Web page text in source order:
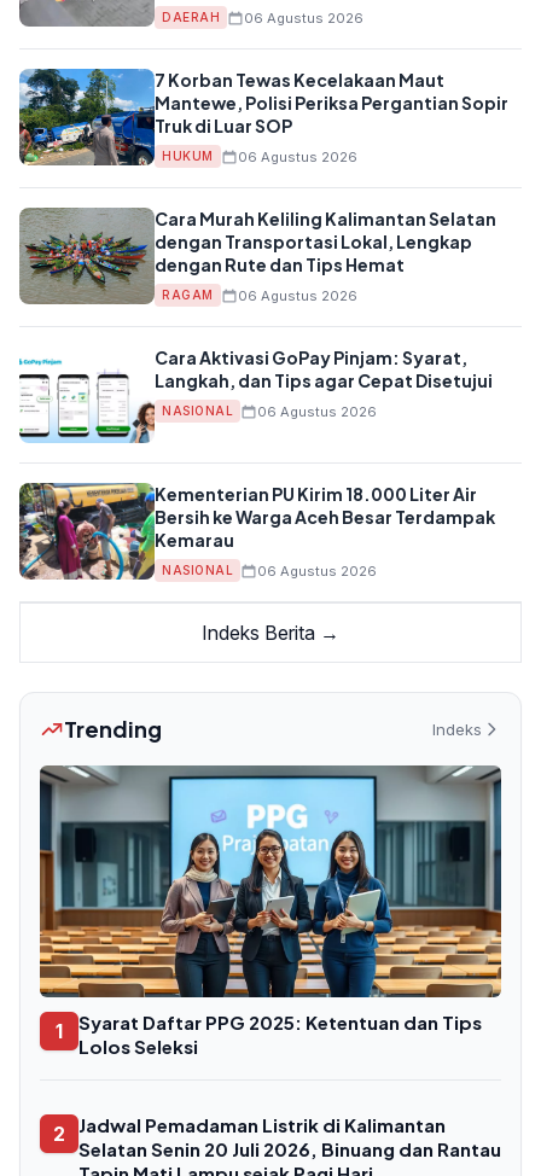
DAERAH 06 Agustus 2026
7 Korban Tewas Kecelakaan Maut
Mantewe, Polisi Periksa Pergantian Sopir
Truk di Luar SOP
HUKUM 06 Agustus 2026
Cara Murah Keliling Kalimantan Selatan
dengan Transportasi Lokal, Lengkap
dengan Rute dan Tips Hemat
RAGAM 06 Agustus 2026
Cara Aktivasi GoPay Pinjam: Syarat,
Langkah, dan Tips agar Cepat Disetujui
NASIONAL 06 Agustus 2026
Kementerian PU Kirim 18.000 Liter Air
Bersih ke Warga Aceh Besar Terdampak
Kemarau
NASIONAL 06 Agustus 2026
Indeks Berita →
Trending Indeks
1
Syarat Daftar PPG 2025: Ketentuan dan Tips
Lolos Seleksi
2
Jadwal Pemadaman Listrik di Kalimantan
Selatan Senin 20 Juli 2026, Binuang dan Rantau